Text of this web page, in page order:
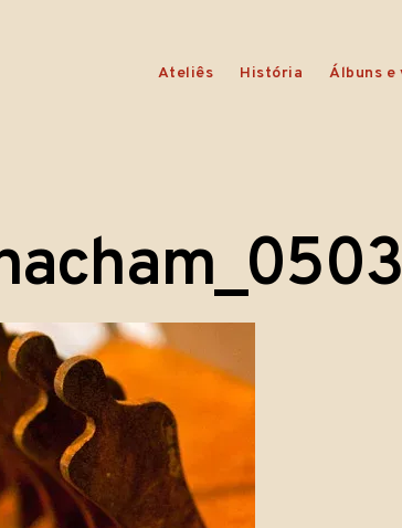
Ateliês História Álbuns e